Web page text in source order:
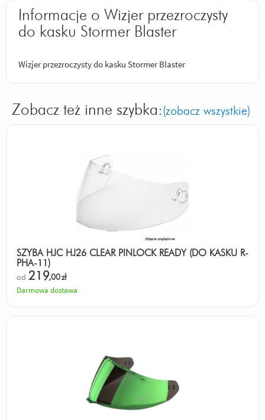
Informacje o Wizjer przezroczysty
do kasku Stormer Blaster
Wizjer przezroczysty do kasku Stormer Blaster
Zobacz też inne szybka:(zobacz wszystkie)
SZYBA HJC HJ26 CLEAR PINLOCK READY (DO KASKU R-
PHA-11)
od 219,00zł
Darmowa dostawa